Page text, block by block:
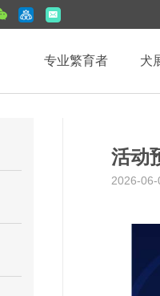
专业繁育者 犬
活动
2026-